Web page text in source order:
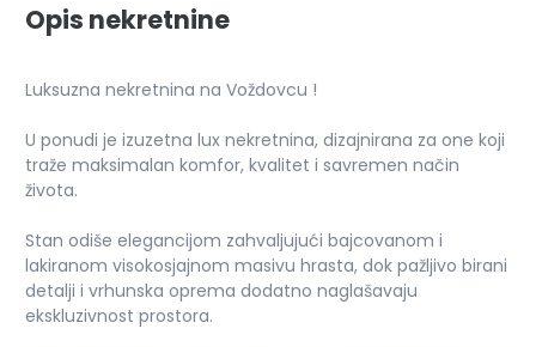
Opis nekretnine
Luksuzna nekretnina na Voždovcu !
U ponudi je izuzetna lux nekretnina, dizajnirana za one koji
traže maksimalan komfor, kvalitet i savremen način
života.
Stan odiše elegancijom zahvaljujući bajcovanom i
lakiranom visokosjajnom masivu hrasta, dok pažljivo birani
detalji i vrhunska oprema dodatno naglašavaju
ekskluzivnost prostora.